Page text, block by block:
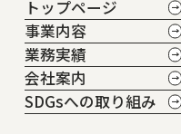
トップページ
事業内容
業務実績
会社案内
SDGsへの取り組み